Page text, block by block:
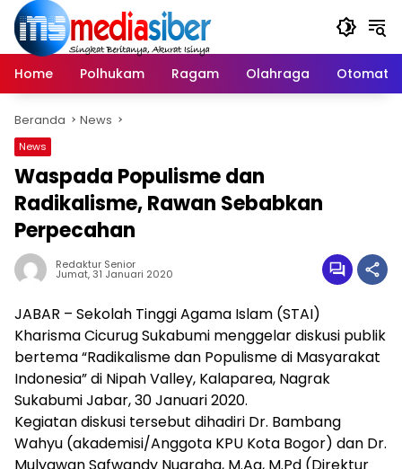
Langsung
konten
Home
Polhukam Ragam Olahraga Otomatif
Beranda News
News
Waspada Populisme dan
Radikalisme, Rawan Sebabkan
Perpecahan
Redaktur Senior
Jumat, 31 Januari 2020
JABAR – Sekolah Tinggi Agama Islam (STAI)
Kharisma Cicurug Sukabumi menggelar diskusi publik
bertema “Radikalisme dan Populisme di Masyarakat
Indonesia” di Nipah Valley, Kalaparea, Nagrak
Sukabumi Jabar, 30 Januari 2020.
Kegiatan diskusi tersebut dihadiri Dr. Bambang
Wahyu (akademisi/Anggota KPU Kota Bogor) dan Dr.